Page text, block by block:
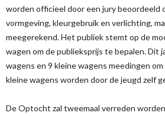
worden officieel door een jury beoordeeld
vormgeving, kleurgebruik en verlichting,
meegerekend. Het publiek stemt op de
wagen om de publieksprijs te bepalen. Dit
wagens en 9 kleine wagens meedingen om
kleine wagens worden door de jeugd zelf
De Optocht zal tweemaal verreden